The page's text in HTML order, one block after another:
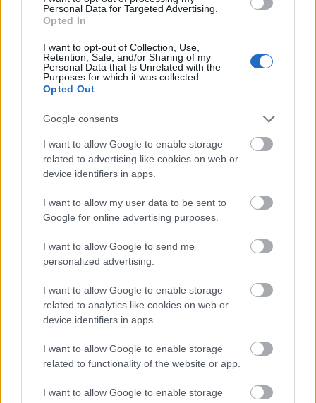
Personal Data for Targeted Advertising.
Opted In
I want to opt-out of Collection, Use,
Retention, Sale, and/or Sharing of my
Personal Data that Is Unrelated with the
Purposes for which it was collected.
Opted Out
Google consents
I want to allow Google to enable storage
related to advertising like cookies on web or
device identifiers in apps.
I want to allow my user data to be sent to
Google for online advertising purposes.
I want to allow Google to send me
personalized advertising.
I want to allow Google to enable storage
related to analytics like cookies on web or
device identifiers in apps.
I want to allow Google to enable storage
related to functionality of the website or app.
I want to allow Google to enable storage
Θηλασμός: Το «θαύμα» των πρώτων 1.000 ημερών – Τι
συμβαίνει στον εγκέφαλο του μωρού
Χρησιμοποιείς Google passkeys για τους κωδικούς σου;